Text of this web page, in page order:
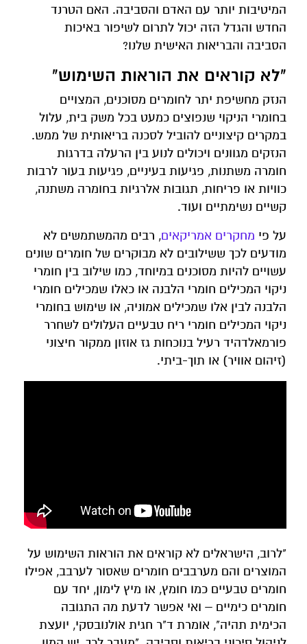
המיטיבות יותר עם האדם והסביבה. האם הטרנד
החדש והגדל הזה יכול לתרום לשיפור באיכות
הסביבה והבריאות האישית שלנו?
"לא קוראים את הוראות השימוש"
הנזק מחשיפת יתר לחומרים מסוכנים, המצויים
בחומרי הניקוי שנפוצים כמעט בכל משק בית, עלול
במקרים קיצוניים להוביל לסכנה בריאותית של ממש.
הנזקים מגוונים ויכולים לנוע בין הרעלה בדרגות
חומרה משתנות, פגיעות בעיניים, פגיעות בעור לרבות
כוויות או פריחות, תגובות אלרגיות בחומרה משתנה,
קשיים נשימתיים ועוד.
על פי מחקרים אמריקאים, רבים מהמשתמשים לא
מודעים לכך ששילובים לא מבוקרים של חומרים שונים
עשויים להיות מסוכנים במיוחד, כמו שילוב בין חומרי
ניקוי המכילים חומרי הלבנה או כאלו שמכילים חומרי
הלבנה לבין אלו שמכילים אמוניה, או שימוש בחומרי
ניקוי המכילים חומרי ריח טבעיים העלולים לשחרר
פורמאלדהיד רעיל בנוכחות גז אוזון ממקור חיצוני
(זיהום אוויר) או תוך-ביתי.
"לרוב, הישראלים לא קוראים את הוראות השימוש על
המוצרים והם מערבבים חומרים שאסור לערבב, אפילו
חומרים טבעיים כמו חומץ, או מיץ לימון, יחד עם
חומרים כימיים – ואי אפשר לדעת מה התגובה
הכימית תהיה", אומרת ד"ר חגית אולנובסקי, יועצת